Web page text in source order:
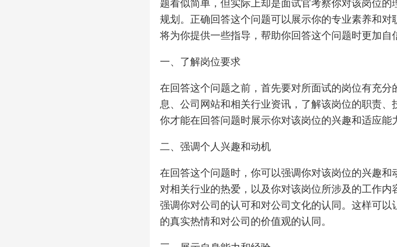
题看似简单，但实际上却是面试官考察你对该岗位的
规划。正确回答这个问题可以展示你的专业素养和对
将为你提供一些指导，帮助你回答这个问题时更加自
一、了解岗位要求
在回答这个问题之前，首先要对所面试的岗位有充分
息、公司网站和相关行业资讯，了解该岗位的职责、
你才能在回答问题时展示你对该岗位的兴趣和适应能
二、强调个人兴趣和动机
在回答这个问题时，你可以强调你对该岗位的兴趣和
对相关行业的热爱，以及你对该岗位所涉及的工作内
强调你对公司的认可和对公司文化的认同。这样可以
的真实热情和对公司的价值观的认同。